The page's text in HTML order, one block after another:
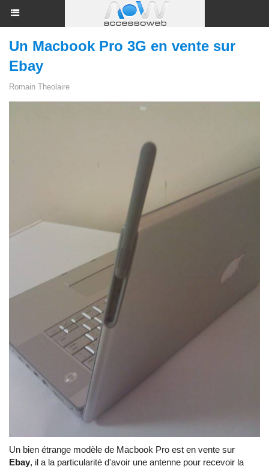
Un Macbook Pro 3G en vente sur
Ebay
Romain Theolaire
Un bien étrange modèle de Macbook Pro est en vente sur
Ebay, il a la particularité d'avoir une antenne pour recevoir la